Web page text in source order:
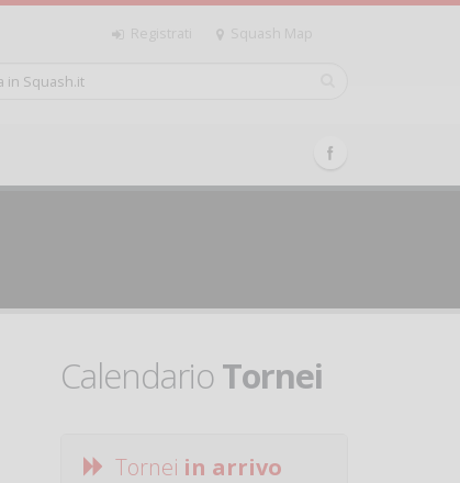
Registrati Squash Map
CalendarioTornei
Tornei in arrivo